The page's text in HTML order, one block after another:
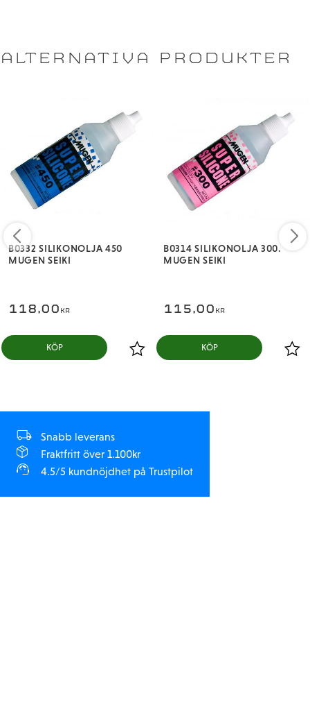
ALTERNATIVA PRODUKTER
B0332 SILIKONOLJA 450
MUGEN SEIKI
118,00 KR
KÖP
B0314 SILIKONOLJA 300.
MUGEN SEIKI
115,00 KR
KÖP
Snabb leverans
Fraktfritt över 1.100kr
4.5/5 kundnöjdhet på Trustpilot